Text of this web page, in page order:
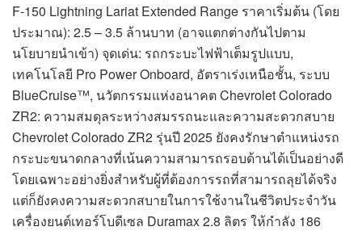
F-150 Lightning Lariat Extended Range ราคาเริ่มต้น (โดย
ประมาณ): 2.5 – 3.5 ล้านบาท (อาจแตกต่างกันไปตาม
นโยบายนำเข้า) จุดเด่น: รถกระบะไฟฟ้าเต็มรูปแบบ,
เทคโนโลยี Pro Power Onboard, อัตราเร่งเหนือชั้น, ระบบ
BlueCruise™, นวัตกรรมแห่งอนาคต Chevrolet Colorado
ZR2: ความสมดุลระหว่างสมรรถนะและความสะดวกสบาย
Chevrolet Colorado ZR2 รุ่นปี 2025 ยังคงรักษาตำแหน่งรถ
กระบะขนาดกลางที่เน้นความสามารถรอบด้านได้เป็นอย่างดี
โดยเฉพาะอย่างยิ่งสำหรับผู้ที่ต้องการรถที่สามารถลุยได้จริง
แต่ก็ยังคงความสะดวกสบายในการใช้งานในชีวิตประจำวัน
เครื่องยนต์เทอร์โบดีเซล Duramax 2.8 ลิตร ให้กำลัง 186